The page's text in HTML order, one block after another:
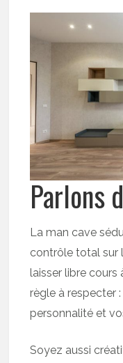
Parlons
La man cave
contrôle total sur
laisser libre cours
règle à respecter
personnalité et
Soyez aussi